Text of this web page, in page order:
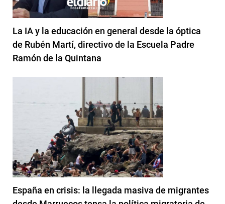
La IA y la educación en general desde la óptica
de Rubén Martí, directivo de la Escuela Padre
Ramón de la Quintana
España en crisis: la llegada masiva de migrantes